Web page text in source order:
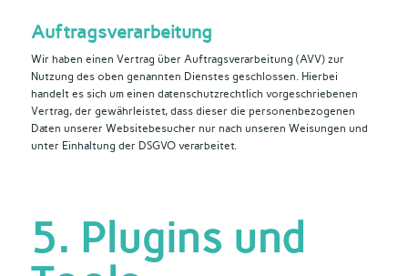
Auftragsverarbeitung
Wir haben einen Vertrag über Auftragsverarbeitung (AVV) zur
Nutzung des oben genannten Dienstes geschlossen. Hierbei
handelt es sich um einen datenschutzrechtlich vorgeschriebenen
Vertrag, der gewährleistet, dass dieser die personenbezogenen
Daten unserer Websitebesucher nur nach unseren Weisungen und
unter Einhaltung der DSGVO verarbeitet.
5. Plugins und